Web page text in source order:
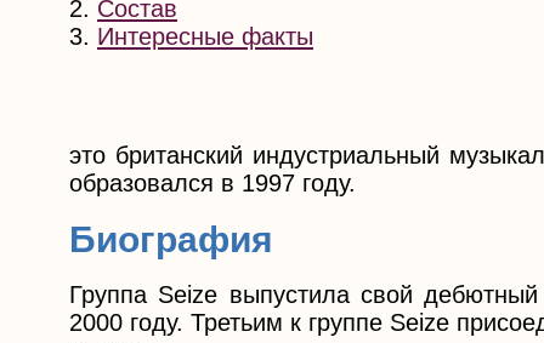
2. Состав
3. Интересные факты
это британский индустриальный
образовался в 1997 году.
Биография
Группа Seize выпустила свой
2000 году. Третьим к группе Seize